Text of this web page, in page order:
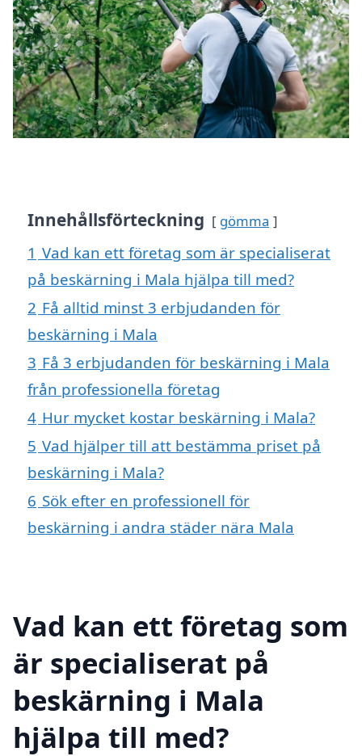
Innehållsförteckning gömma
1 Vad kan ett företag som är specialiserat
på beskärning i Mala hjälpa till med?
2 Få alltid minst 3 erbjudanden för
beskärning i Mala
3 Få 3 erbjudanden för beskärning i Mala
från professionella företag
4 Hur mycket kostar beskärning i Mala?
5 Vad hjälper till att bestämma priset på
beskärning i Mala?
6 Sök efter en professionell för
beskärning i andra städer nära Mala
Vad kan ett företag som
är specialiserat på
beskärning i Mala
hjälpa till med?